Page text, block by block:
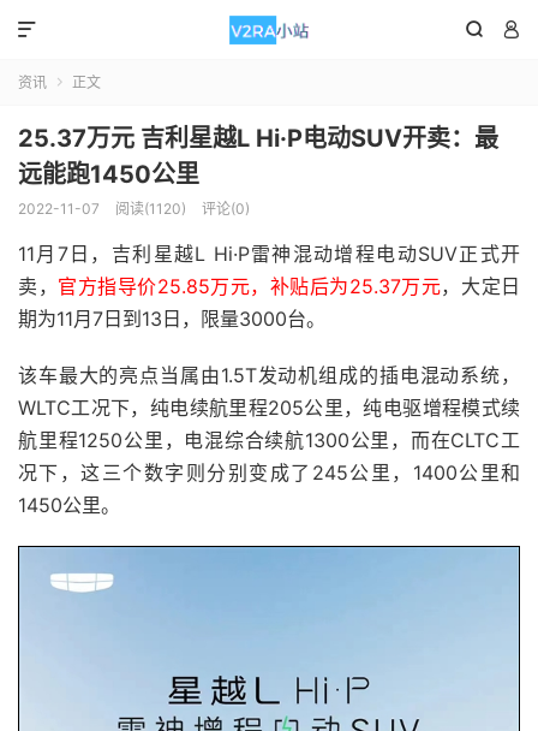
 

资讯  正文
25.37万元 吉利星越L Hi·P电动SUV开卖：最
远能跑1450公里
2022-11-07 阅读(1120) 评论(0)
11月7日，吉利星越L Hi·P雷神混动增程电动SUV正式开
卖， 官方指导价25.85万元，补贴后为25.37万元，大定日
期为11月7日到13日，限量3000台。
该车最大的亮点当属由1.5T发动机组成的插电混动系统，
WLTC工况下，纯电续航里程205公里，纯电驱增程模式续
航里程1250公里，电混综合续航1300公里，而在CLTC工
况下，这三个数字则分别变成了245公里，1400公里和
1450公里。